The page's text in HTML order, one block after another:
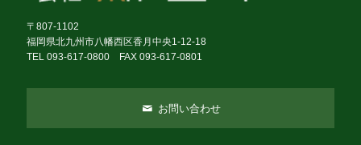
〒807-1102
福岡県北九州市八幡西区香月中央1-12-18
TEL 093-617-0800 FAX 093-617-0801
お問い合わせ